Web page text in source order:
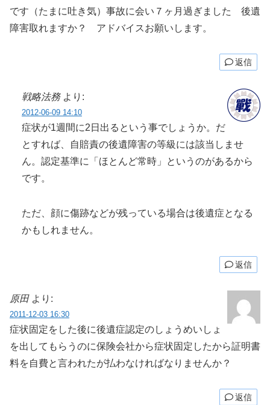
です（たまに吐き気）事故に会い７ヶ月過ぎました 後遺
障害取れますか？ アドバイスお願いします。
返信
戦略法務 より:
2012-06-09 14:10
症状が1週間に2日出るという事でしょうか。だ
とすれば、自賠責の後遺障害の等級には該当しませ
ん。認定基準に「ほとんど常時」というのがあるから
です。
ただ、顔に傷跡などが残っている場合は後遺症となる
かもしれません。
返信
原田 より:
2011-12-03 16:30
症状固定をした後に後遺症認定のしょうめいしょ
を出してもらうのに保険会社から症状固定したから証明書
料を自費と言われたが払わなければなりませんか？
返信